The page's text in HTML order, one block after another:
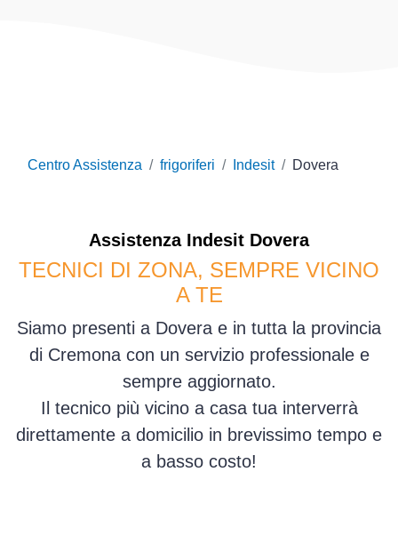
Centro Assistenza frigoriferi Indesit Dovera
Assistenza Indesit Dovera
TECNICI DI ZONA, SEMPRE VICINO
A TE
Siamo presenti a Dovera e in tutta la provincia
di Cremona con un servizio professionale e
sempre aggiornato.
Il tecnico più vicino a casa tua interverrà
direttamente a domicilio in brevissimo tempo e
a basso costo!